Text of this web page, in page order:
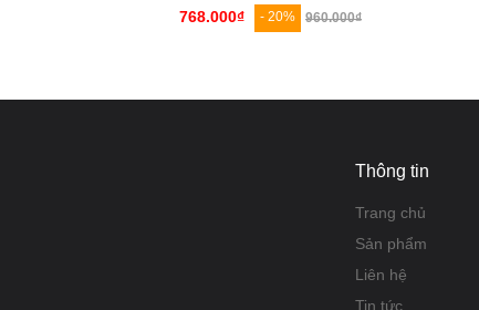
768.000₫ - 20% 960.000₫
Thông tin
Trang chủ
Sản phẩm
Liên hệ
Tin tức